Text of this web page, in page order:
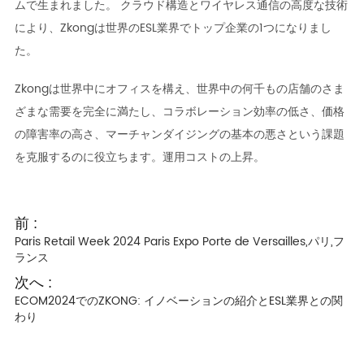
ムで生まれました。 クラウド構造とワイヤレス通信の高度な技術
により、Zkongは世界のESL業界でトップ企業の1つになりまし
た。
Zkongは世界中にオフィスを構え、世界中の何千もの店舗のさま
ざまな需要を完全に満たし、コラボレーション効率の低さ、価格
の障害率の高さ、マーチャンダイジングの基本の悪さという課題
を克服するのに役立ちます。運用コストの上昇。
前 :
Paris Retail Week 2024 Paris Expo Porte de Versailles,パリ,フ
ランス
次へ :
ECOM2024でのZKONG: イノベーションの紹介とESL業界との関
わり